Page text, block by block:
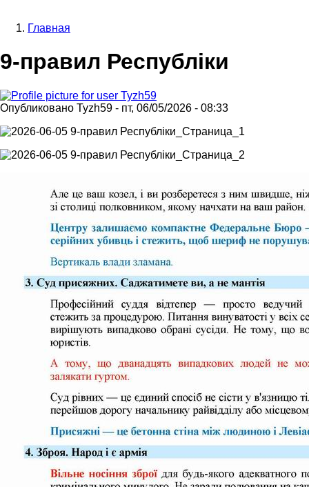
навигации
Главная
9-правил Республіки
Опубликовано Tyzh59 - пт, 06/05/2026 - 08:33